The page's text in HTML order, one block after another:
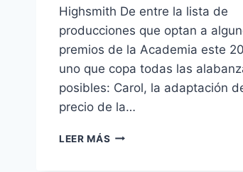
Highsmith De entre la lista de
producciones que optan a
premios de la Academia este
uno que copa todas las
posibles: Carol, la adaptación
precio de la…
LEER MÁS ‘CAROL’